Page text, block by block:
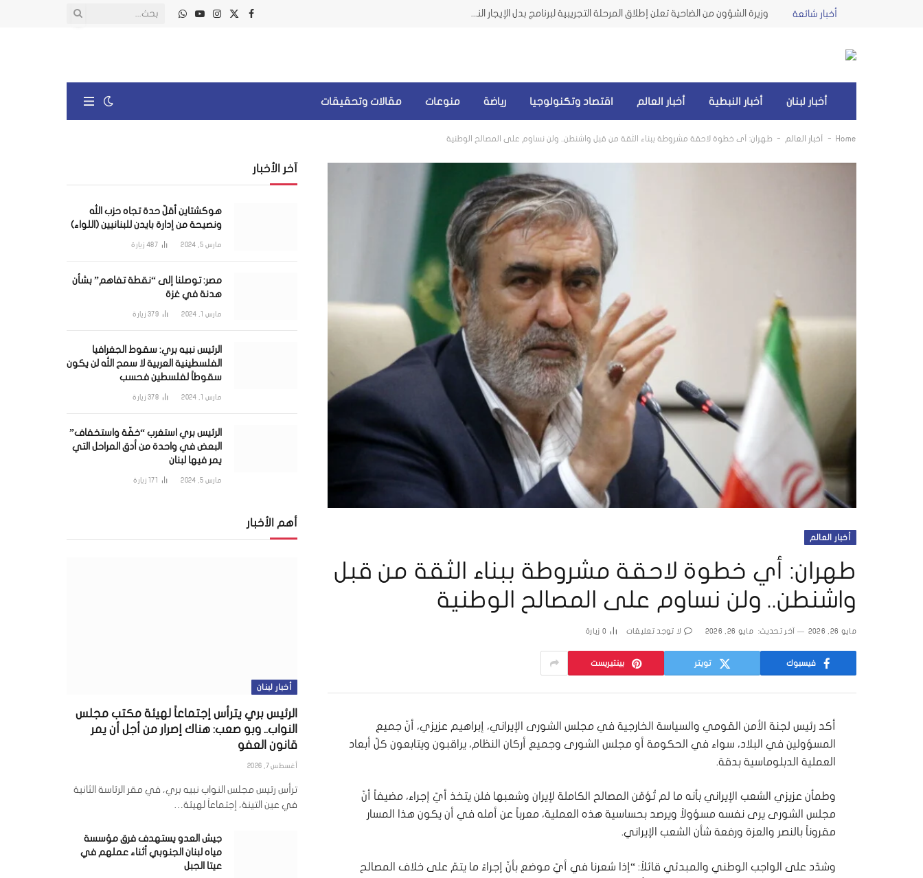
أخبار شائعة وزيرة الشؤون من الضاحية تعلن إطلاق المرحلة التجريبية لبرنامج بدل الإيجار النقدي للمتضررين من الحرب
فيسبوك
X
الانستغرام
يوتيوبواتساب
أخبار لبنان أخبار النبطية أخبار العالم اقتصاد وتكنولوجيا رياضة منوعات مقالات وتحقيقات
Home
- أخبار العالم - طهران: أي خطوة لاحقة مشروطة ببناء الثقة من قبل واشنطن.. ولن نساوم على المصالح الوطنية
أخبار العالم
طهران: أي خطوة لاحقة مشروطة ببناء الثقة من قبل
واشنطن.. ولن نساوم على المصالح الوطنية
مايو 26, 2026 آخر تحديث: مايو 26, 2026 لا توجد تعليقات 0 زيارة
فيسبوك تويتر بينتيريست
أكد رئيس لجنة الأمن القومي والسياسة الخارجية في مجلس الشورى الإيراني، إبراهيم عزيزي، أنّ جميع
المسؤولين في البلاد، سواء في الحكومة أو مجلس الشورى وجميع أركان النظام، يراقبون ويتابعون كلّ أبعاد
العملية الدبلوماسية بدقة.
وطمأن عزيزي الشعب الإيراني بأنه ما لم تُؤمّن المصالح الكاملة لإيران وشعبها فلن يتخذ أيّ إجراء، مضيفاً أنّ
مجلس الشورى يرى نفسه مسؤولاً ويرصد بحساسية هذه العملية، معرباً عن أمله في أن يكون هذا المسار
مقروناً بالنصر والعزة ورفعة شأن الشعب الإيراني.
وشدّد على الواجب الوطني والمبدئي قائلاً: “إذا شعرنا في أيّ موضع بأنّ إجراءً ما يتمّ على خلاف المصالح
آخر الأخبار
هوكشتاين أقلّ حدة تجاه حزب الله
ونصيحة من إدارة بايدن للبنانيين (اللواء)
مارس 5, 2024 487 زيارة
مصر: توصلنا إلى “نقطة تفاهم” بشأن
هدنة في غزة
مارس 1, 2024 379 زيارة
الرئيس نبيه بري: سقوط الجغرافيا
الفلسطينية العربية لا سمح الله لن يكون
سقوطاً لفلسطين فحسب
مارس 1, 2024 378 زيارة
الرئيس بري استغرب “خفّة واستخفاف”
البعض في واحدة من أدق المراحل التي
يمر فيها لبنان
مارس 5, 2024 171 زيارة
أهم الأخبار
أخبار لبنان
الرئيس بري يترأس إجتماعاً لهيئة مكتب مجلس
النواب.. وبو صعب: هناك إصرار من أجل أن يمر
قانون العفو
أغسطس 7, 2026
ترأس رئيس مجلس النواب نبيه بري، في مقر الرئاسة الثانية
في عين التينة، إجتماعاً لهيئة…
جيش العدو يستهدف فرق مؤسسة
مياه لبنان الجنوبي أثناء عملهم في
عيتا الجبل